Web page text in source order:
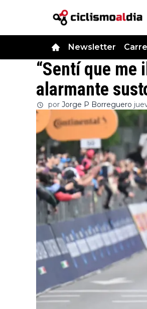
Newsletter
“Sentí que me
alarmante
por Jorge P Borreguero